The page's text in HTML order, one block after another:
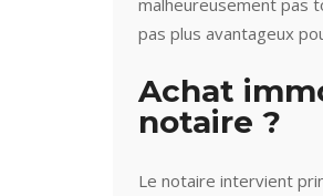
malheureusement pas
pas plus avantageux
Achat
notaire ?
Le notaire intervient